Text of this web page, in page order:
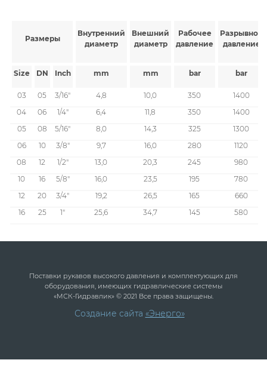
Размеры
Внутренний
диаметр
Внешний
диаметр
Рабочее
давление
Разрывное
давление
Size DN Inch mm mm bar bar
03 05 3/16" 4,8 10,0 350
1400
04
06 1/4" 6,4 11,8 350
1400
05
08 5/16" 8,0 14,3 325
1300
06
10 3/8" 9,7 16,0 280
1120
08
12 1/2" 13,0 20,3 245
980
10
16 5/8" 16,0 23,5 195
780
12
20 3/4" 19,2 26,5 165
660
16
25 1" 25,6 34,7 145 580
Поставки рукавов высокого давления и комплектующих для
оборудования, имеющих гидравлические системы
«МСК-Гидравлик» © 2021 Все права защищены.
Создание сайта «Энерго»